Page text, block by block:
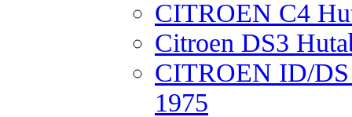
CITROEN C4
Citroen DS3
CITROEN ID/
1975